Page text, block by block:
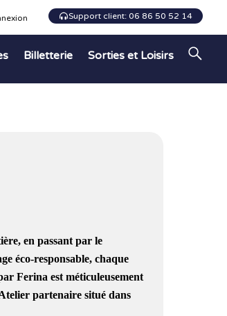
Support client: 06 86 50 52 14
Billetterie Sorties et Loisirs
en passant par le
éco-responsable, chaque
Ferina est méticuleusement
partenaire situé dans